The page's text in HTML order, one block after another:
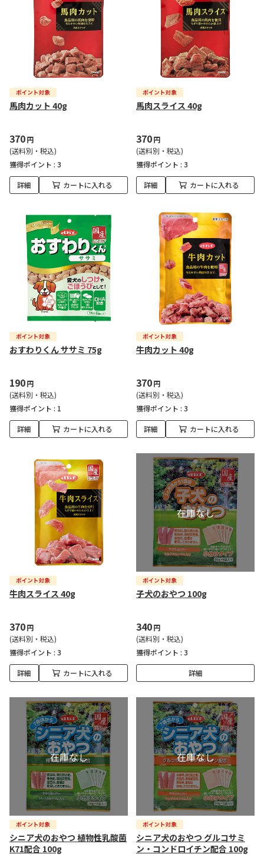
馬肉カット 40g
370円
(送料別・税込)
獲得ポイント : 3
詳細 カートに入れる
馬肉スライス 40g
370円
(送料別・税込)
獲得ポイント : 3
詳細 カートに入れる
おすわりくん ササミ 75g
190円
(送料別・税込)
獲得ポイント : 1
詳細 カートに入れる
牛肉カット 40g
370円
(送料別・税込)
獲得ポイント : 3
詳細 カートに入れる
牛肉スライス 40g
370円
(送料別・税込)
獲得ポイント : 3
詳細 カートに入れる
子犬のおやつ 100g
340円
(送料別・税込)
獲得ポイント : 3
詳細
シニア犬のおやつ 植物性乳酸菌
K71配合 100g
シニア犬のおやつ グルコサミ
ン・コンドロイチン配合 100g